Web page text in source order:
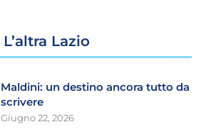
L’altra Lazio
Maldini: un destino ancora tutto da
scrivere
Giugno 22, 2026